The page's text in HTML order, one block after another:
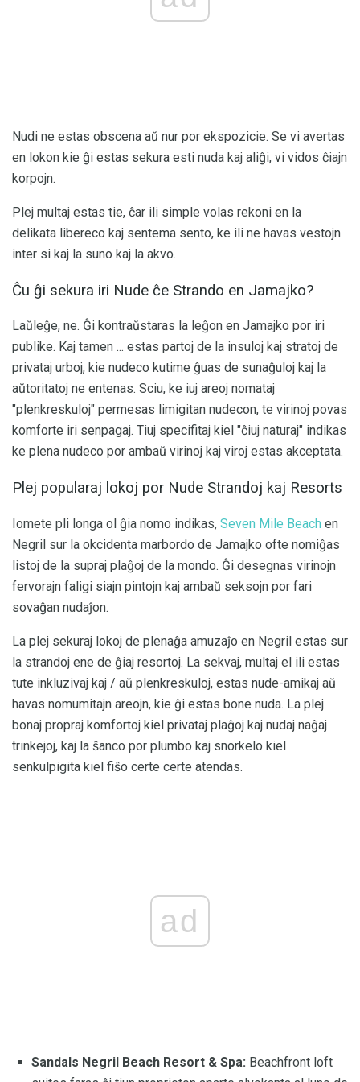
Nudi ne estas obscena aŭ nur por ekspozicie. Se vi avertas
en lokon kie ĝi estas sekura esti nuda kaj aliĝi, vi vidos ĉiajn
korpojn.
Plej multaj estas tie, ĉar ili simple volas rekoni en la
delikata libereco kaj sentema sento, ke ili ne havas vestojn
inter si kaj la suno kaj la akvo.
Ĉu ĝi sekura iri Nude ĉe Strando en Jamajko?
Laŭleĝe, ne. Ĝi kontraŭstaras la leĝon en Jamajko por iri
publike. Kaj tamen ... estas partoj de la insuloj kaj stratoj de
privataj urboj, kie nudeco kutime ĝuas de sunaĝuloj kaj la
aŭtoritatoj ne entenas. Sciu, ke iuj areoj nomataj
"plenkreskuloj" permesas limigitan nudecon, te virinoj povas
komforte iri senpagaj. Tiuj specifitaj kiel "ĉiuj naturaj" indikas
ke plena nudeco por ambaŭ virinoj kaj viroj estas akceptata.
Plej popularaj lokoj por Nude Strandoj kaj Resorts
Iomete pli longa ol ĝia nomo indikas, Seven Mile Beach en
Negril sur la okcidenta marbordo de Jamajko ofte nomiĝas
listoj de la supraj plaĝoj de la mondo. Ĝi desegnas virinojn
fervorajn faligi siajn pintojn kaj ambaŭ seksojn por fari
sovaĝan nudaĵon.
La plej sekuraj lokoj de plenaĝa amuzaĵo en Negril estas sur
la strandoj ene de ĝiaj resortoj. La sekvaj, multaj el ili estas
tute inkluzivaj kaj / aŭ plenkreskuloj, estas nude-amikaj aŭ
havas nomumitajn areojn, kie ĝi estas bone nuda. La plej
bonaj propraj komfortoj kiel privataj plaĝoj kaj nudaj naĝaj
trinkejoj, kaj la ŝanco por plumbo kaj snorkelo kiel
senkulpigita kiel fiŝo certe certe atendas.
ad
Sandals Negril Beach Resort & Spa: Beachfront loft